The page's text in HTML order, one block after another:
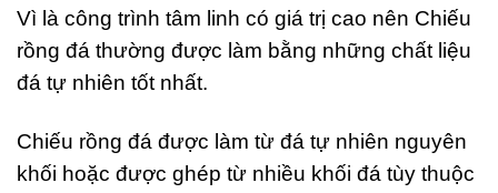
Vì là công trình tâm linh có giá trị cao nên Chiếu
rồng đá thường được làm bằng những chất liệu
đá tự nhiên tốt nhất.
Chiếu rồng đá được làm từ đá tự nhiên nguyên
khối hoặc được ghép từ nhiều khối đá tùy thuộc